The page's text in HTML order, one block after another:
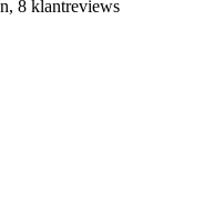
8 klantreviews